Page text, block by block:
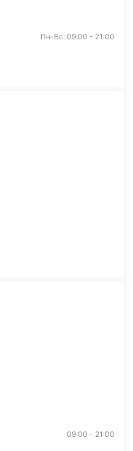
Пн-Вс: 09:00 - 21:00
09:00 - 21:00